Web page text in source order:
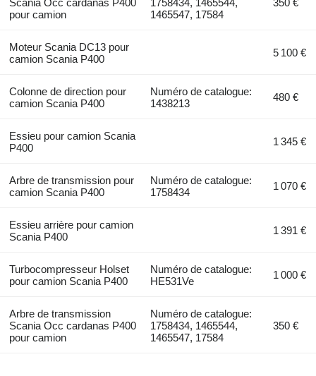
Scania Occ cardanas P400
pour camion
1758434, 1465544,
1465547, 17584
350 €
Moteur Scania DC13 pour
camion Scania P400
5 100 €
Colonne de direction pour
camion Scania P400
Numéro de catalogue:
1438213
480 €
Essieu pour camion Scania
P400
1 345 €
Arbre de transmission pour
camion Scania P400
Numéro de catalogue:
1758434
1 070 €
Essieu arrière pour camion
Scania P400
1 391 €
Turbocompresseur Holset
pour camion Scania P400
Numéro de catalogue:
HE531Ve
1 000 €
Arbre de transmission
Scania Occ cardanas P400
pour camion
Numéro de catalogue:
1758434, 1465544,
1465547, 17584
350 €